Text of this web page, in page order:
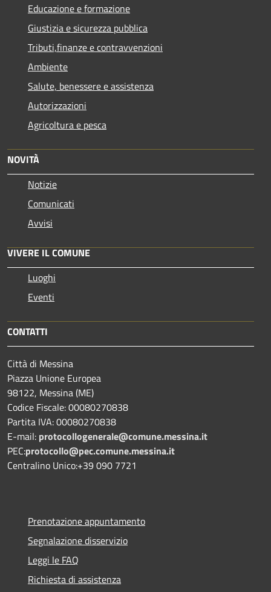
Educazione e formazione
Giustizia e sicurezza pubblica
Tributi,finanze e contravvenzioni
Ambiente
Salute, benessere e assistenza
Autorizzazioni
Agricoltura e pesca
NOVITÀ
Notizie
Comunicati
Avvisi
VIVERE IL COMUNE
Luoghi
Eventi
CONTATTI
Città di Messina
Piazza Unione Europea
98122, Messina (ME)
Codice Fiscale: 00080270838
Partita IVA: 00080270838
E-mail: protocollogenerale@comune.messina.it
PEC:protocollo@pec.comune.messina.it
Centralino Unico:+39 090 7721
Prenotazione appuntamento
Segnalazione disservizio
Leggi le FAQ
Richiesta di assistenza